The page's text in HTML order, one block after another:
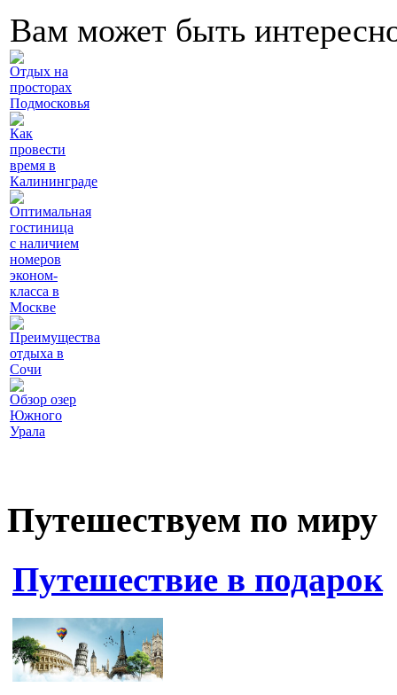
Вам может быть
Отдых на
просторах
Подмосковья
Как
провести
время в
Калининграде
Оптимальная
гостиница
с наличием
номеров
эконом-
класса в
Москве
Преимущества
отдыха в
Сочи
Обзор озер
Южного
Урала
Путешествуем по миру
Путешествие в подарок